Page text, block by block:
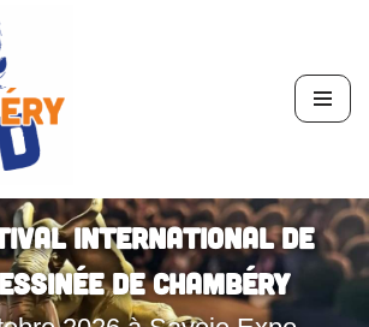
International de
de Chambéry